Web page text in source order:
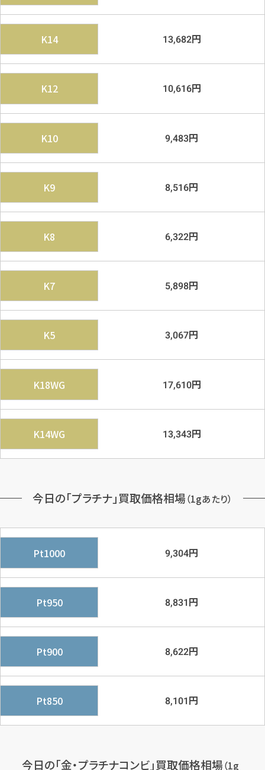
K14 13,682円
K12 10,616円
K10 9,483円
K9 8,516円
K8 6,322円
K7 5,898円
K5 3,067円
K18WG 17,610円
K14WG 13,343円
今日の「プラチナ」買取価格相場（1gあたり）
Pt1000 9,304円
Pt950 8,831円
Pt900 8,622円
Pt850 8,101円
今日の「金・プラチナコンビ」買取価格相場（1g